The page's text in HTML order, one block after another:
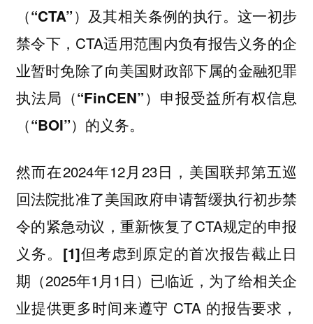
（“CTA”）及其相关条例的执行。这一初步
禁令下，CTA适用范围内负有报告义务的企
业暂时免除了向美国财政部下属的金融犯罪
执法局（“FinCEN”）申报受益所有权信息
（“BOI”）的义务。
然而在2024年12月23日，美国联邦第五巡
回法院批准了美国政府申请暂缓执行初步禁
令的紧急动议，重新恢复了CTA规定的申报
义务。 [1]但考虑到原定的首次报告截止日
期（2025年1月1日）已临近，为了给相关企
业提供更多时间来遵守 CTA 的报告要求，